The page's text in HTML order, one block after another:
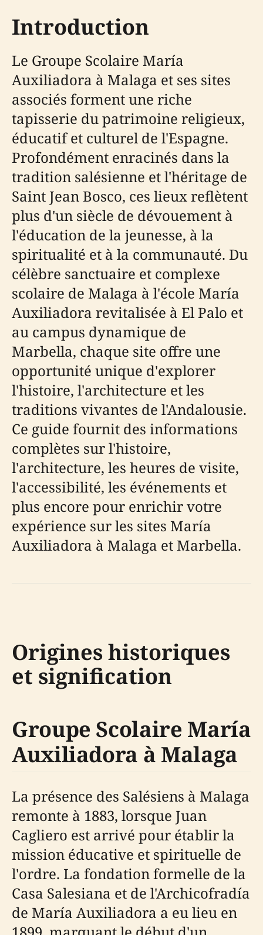
Introduction
Le Groupe Scolaire María
Auxiliadora à Malaga et ses sites
associés forment une riche
tapisserie du patrimoine religieux,
éducatif et culturel de l'Espagne.
Profondément enracinés dans la
tradition salésienne et l'héritage de
Saint Jean Bosco, ces lieux reflètent
plus d'un siècle de dévouement à
l'éducation de la jeunesse, à la
spiritualité et à la communauté. Du
célèbre sanctuaire et complexe
scolaire de Malaga à l'école María
Auxiliadora revitalisée à El Palo et
au campus dynamique de
Marbella, chaque site offre une
opportunité unique d'explorer
l'histoire, l'architecture et les
traditions vivantes de l'Andalousie.
Ce guide fournit des informations
complètes sur l'histoire,
l'architecture, les heures de visite,
l'accessibilité, les événements et
plus encore pour enrichir votre
expérience sur les sites María
Auxiliadora à Malaga et Marbella.
Origines historiques
et signification
Groupe Scolaire María
Auxiliadora à Malaga
La présence des Salésiens à Malaga
remonte à 1883, lorsque Juan
Cagliero est arrivé pour établir la
mission éducative et spirituelle de
l'ordre. La fondation formelle de la
Casa Salesiana et de l'Archicofradía
de María Auxiliadora a eu lieu en